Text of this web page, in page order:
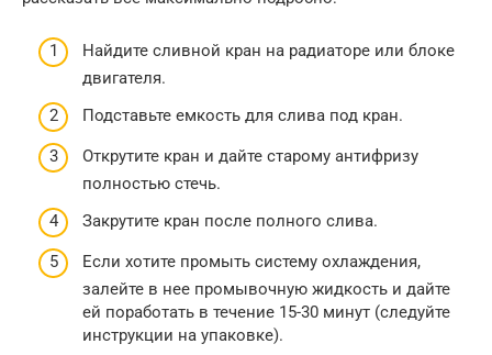
Найдите сливной кран на радиаторе или блоке
двигателя.
Подставьте емкость для слива под кран.
Открутите кран и дайте старому антифризу
полностью стечь.
Закрутите кран после полного слива.
Если хотите промыть систему охлаждения,
залейте в нее промывочную жидкость и дайте
ей поработать в течение 15-30 минут (следуйте
инструкции на упаковке).